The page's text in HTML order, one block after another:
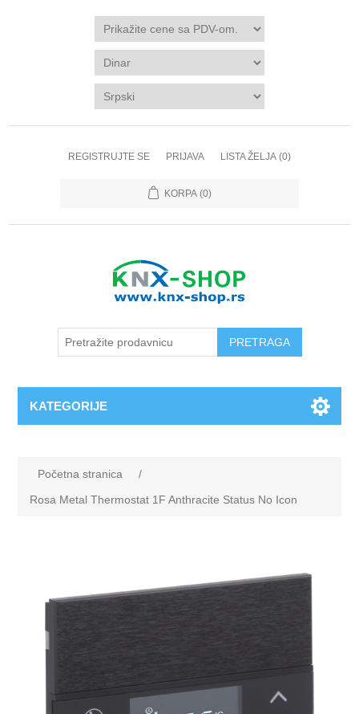
REGISTRUJTE SE PRIJAVA LISTA ŽELJA (0)
KORPA (0)
KATEGORIJE
Početna stranica
/
Rosa Metal Thermostat 1F Anthracite Status No Icon